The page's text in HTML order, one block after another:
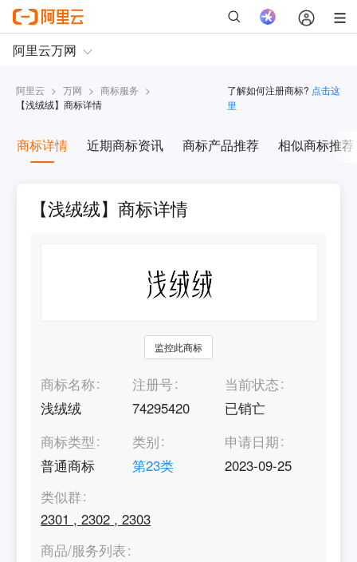
阿里云 > 万网 > 商标服务 >
【浅绒绒】商标详情
了解如何注册商标? 点击这
里
商标详情 近期商标资讯 商标产品推荐 相似商标推荐
【浅绒绒】商标详情
监控此商标
商标名称
浅绒绒
注册号
74295420
当前状态
已销亡
商标类型
普通商标
类别
第23类
申请日期
2023-09-25
类似群
2301 ,2302 ,2303
商品/服务列表